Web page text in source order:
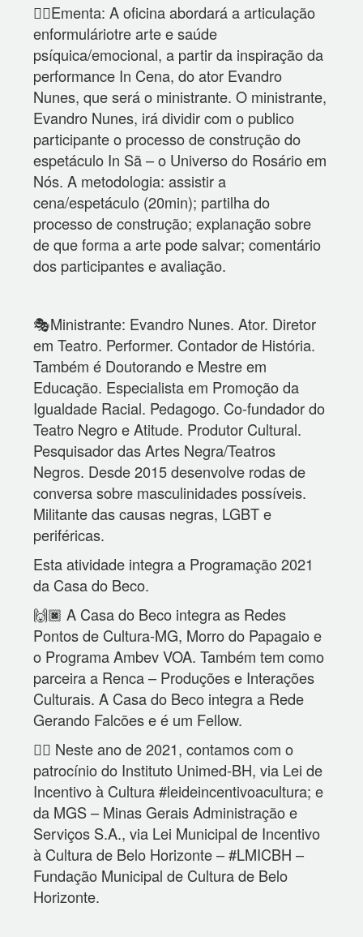
✊🏿Ementa: A oficina abordará a articulação
enformuláriotre arte e saúde
psíquica/emocional, a partir da inspiração da
performance In Cena, do ator Evandro
Nunes, que será o ministrante. O ministrante,
Evandro Nunes, irá dividir com o publico
participante o processo de construção do
espetáculo In Sã – o Universo do Rosário em
Nós. A metodologia: assistir a
cena/espetáculo (20min); partilha do
processo de construção; explanação sobre
de que forma a arte pode salvar; comentário
dos participantes e avaliação.
🎭Ministrante: Evandro Nunes. Ator. Diretor
em Teatro. Performer. Contador de História.
Também é Doutorando e Mestre em
Educação. Especialista em Promoção da
Igualdade Racial. Pedagogo. Co-fundador do
Teatro Negro e Atitude. Produtor Cultural.
Pesquisador das Artes Negra/Teatros
Negros. Desde 2015 desenvolve rodas de
conversa sobre masculinidades possíveis.
Militante das causas negras, LGBT e
periféricas.
Esta atividade integra a Programação 2021
da Casa do Beco.
🙌🏿 A Casa do Beco integra as Redes
Pontos de Cultura-MG, Morro do Papagaio e
o Programa Ambev VOA. Também tem como
parceira a Renca – Produções e Interações
Culturais. A Casa do Beco integra a Rede
Gerando Falcões e é um Fellow.
👉🏾 Neste ano de 2021, contamos com o
patrocínio do Instituto Unimed-BH, via Lei de
Incentivo à Cultura #leideincentivoacultura; e
da MGS – Minas Gerais Administração e
Serviços S.A., via Lei Municipal de Incentivo
à Cultura de Belo Horizonte – #LMICBH –
Fundação Municipal de Cultura de Belo
Horizonte.